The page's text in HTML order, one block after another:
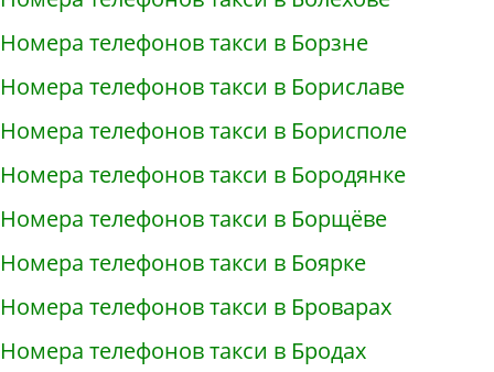
Номера телефонов такси в Борзне
Номера телефонов такси в Бориславе
Номера телефонов такси в Борисполе
Номера телефонов такси в Бородянке
Номера телефонов такси в Борщёве
Номера телефонов такси в Боярке
Номера телефонов такси в Броварах
Номера телефонов такси в Бродах